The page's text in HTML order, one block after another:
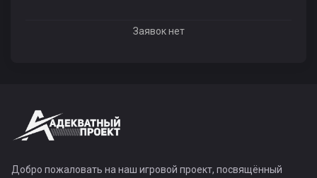
Заявок нет
Добро пожаловать на наш игровой проект, посвящённый